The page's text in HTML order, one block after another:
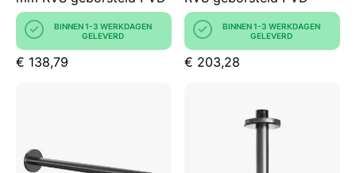
BINNEN 1-3 WERKDAGEN
GELEVERD
€ 138,79
BINNEN 1-3 WERKDAGEN
GELEVERD
€ 203,28